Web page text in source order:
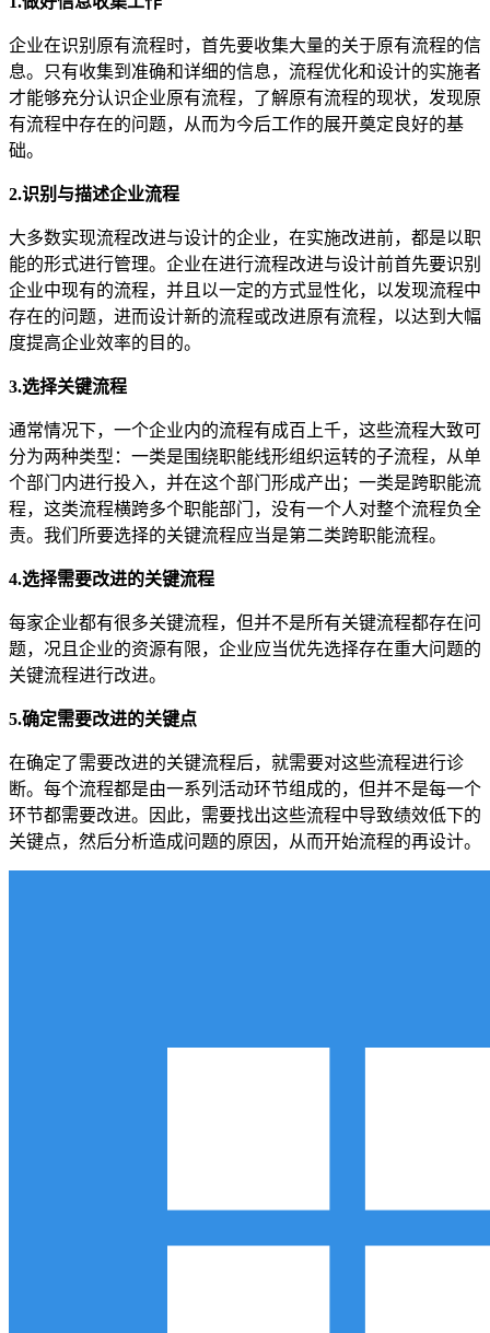
企业在识别原有流程时，首先要收集大量的关于原有流程的信
息。只有收集到准确和详细的信息，流程优化和设计的实施者
才能够充分认识企业原有流程，了解原有流程的现状，发现原
有流程中存在的问题，从而为今后工作的展开奠定良好的基
础。
2.识别与描述企业流程
大多数实现流程改进与设计的企业，在实施改进前，都是以职
能的形式进行管理。企业在进行流程改进与设计前首先要识别
企业中现有的流程，并且以一定的方式显性化，以发现流程中
存在的问题，进而设计新的流程或改进原有流程，以达到大幅
度提高企业效率的目的。
3.选择关键流程
通常情况下，一个企业内的流程有成百上千，这些流程大致可
分为两种类型：一类是围绕职能线形组织运转的子流程，从单
个部门内进行投入，并在这个部门形成产出；一类是跨职能流
程，这类流程横跨多个职能部门，没有一个人对整个流程负全
责。我们所要选择的关键流程应当是第二类跨职能流程。
4.选择需要改进的关键流程
每家企业都有很多关键流程，但并不是所有关键流程都存在问
题，况且企业的资源有限，企业应当优先选择存在重大问题的
关键流程进行改进。
5.确定需要改进的关键点
在确定了需要改进的关键流程后，就需要对这些流程进行诊
断。每个流程都是由一系列活动环节组成的，但并不是每一个
环节都需要改进。因此，需要找出这些流程中导致绩效低下的
关键点，然后分析造成问题的原因，从而开始流程的再设计。